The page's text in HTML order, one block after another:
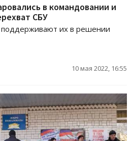
в командовании и
СБУ
поддерживают их в решении
10 мая 2022, 16:55